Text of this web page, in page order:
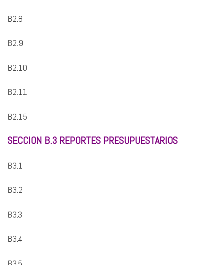
B2.8
B2.9
B2.10
B2.11
B2.15
SECCION B.3 REPORTES PRESUPUESTARIOS
B3.1
B3.2
B3.3
B3.4